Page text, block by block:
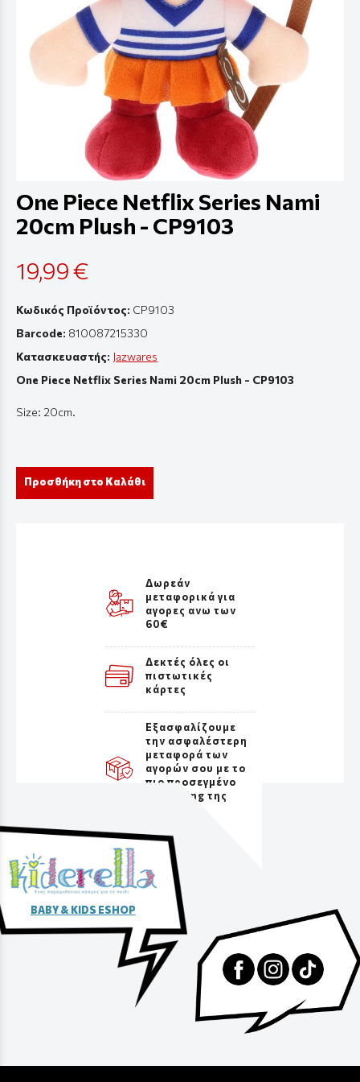
One Piece Netflix Series Nami
20cm Plush - CP9103
19,99 €
Κωδικός Προϊόντος: CP9103
Barcode: 810087215330
Κατασκευαστής: Jazwares
One Piece Netflix Series Nami 20cm Plush - CP9103
Size: 20cm.
Προσθήκη στο Καλάθι
Δωρεάν
μεταφορικά για
αγορες ανω των
60€
Δεκτές όλες οι
πιστωτικές
κάρτες
Εξασφαλίζουμε
την ασφαλέστερη
μεταφορά των
αγορών σου με το
πιο προσεγμένο
packaging της
BABY & KIDS ESHOP